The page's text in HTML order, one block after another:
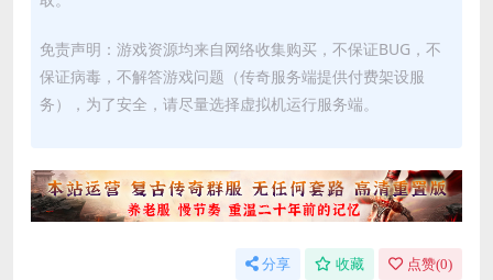
免责声明：游戏资源均来自网络收集购买，不保证BUG，不
保证病毒，不解答游戏问题（传奇服务端提供付费架设服
务），为了安全，请尽量选择虚拟机运行服务端。
分享 收藏 点赞(0)